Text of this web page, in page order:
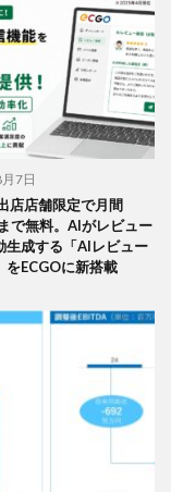
7日
店店舗限定で月間
で無料。AIがレビュー
生成する「AIレビュー
をECGOに新搭載